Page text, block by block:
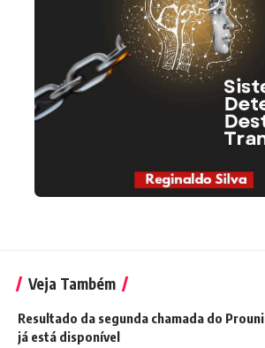
Veja Também
Resultado da segunda chamada do Prouni
já está disponível